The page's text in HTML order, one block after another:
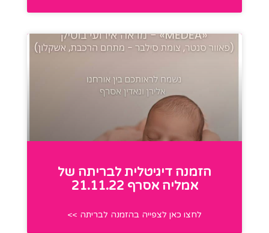
הזמנה דיגיטלית לבריתה של
אמליה אסרף 21.11.22
לחצו כאן לצפייה בהזמנה לבריתה >>